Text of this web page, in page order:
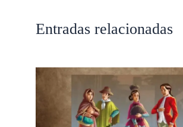
Entradas relacionadas